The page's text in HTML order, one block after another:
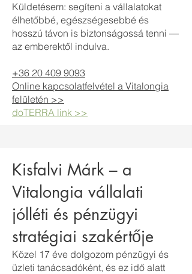
Küldetésem: segíteni a vállalatokat
élhetőbbé, egészségesebbé és
hosszú távon is biztonságossá tenni —
az emberektől indulva.
+36 20 409 9093
Online kapcsolatfelvétel a Vitalongia
felületén >>
doTERRA link >>
Kisfalvi Márk – a
Vitalongia vállalati
jólléti és pénzügyi
stratégiai szakértője
Közel 17 éve dolgozom pénzügyi és
üzleti tanácsadóként, és ez idő alatt